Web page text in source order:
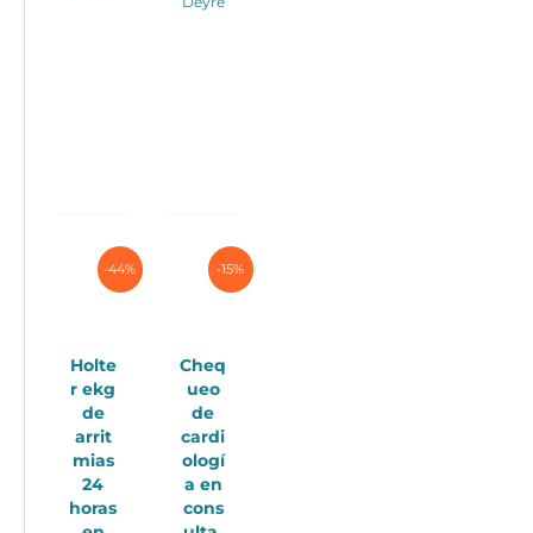
producto
-44%
Holte
r ekg
de
arrit
mias
24
horas
-15%
Cheq
ueo
de
cardi
ologí
a en
cons